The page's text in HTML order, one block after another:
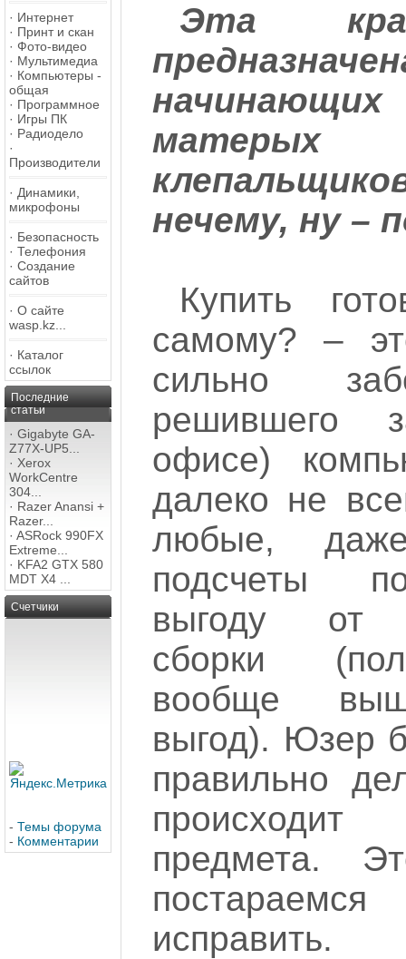
· Интернет
· Принт и скан
· Фото-видео
· Мультимедиа
· Компьютеры -
общая
· Программное
· Игры ПК
· Радиодело
·
Производители
· Динамики,
микрофоны
· Безопасность
· Телефония
· Создание
сайтов
· О сайте
wasp.kz...
· Каталог
ссылок
Последние
статьи
· Gigabyte GA-
Z77X-UP5...
· Xerox
WorkCentre
304...
· Razer Anansi +
Razer...
· ASRock 990FX
Extreme...
· KFA2 GTX 580
MDT X4 ...
Счетчики
- Темы форума
- Комментарии
Эта
матерых
нечему, ну –
Купить
самому? –
сильно
решившего
офисе)
далеко не
любые,
подсчеты
выгоду от
сборки
вообще
выгод). Юзер
правильно
предмета.
исправить.